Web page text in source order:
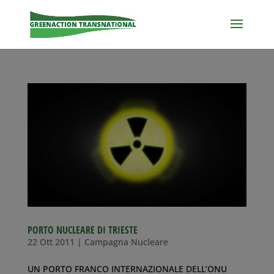
PORTO NUCLEARE DI TRIESTE
22 Ott 2011 | Campagna Nucleare
UN PORTO FRANCO INTERNAZIONALE DELL’ONU